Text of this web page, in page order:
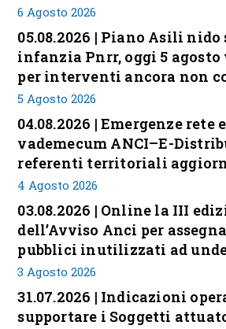
6 Agosto 2026
05.08.2026 | Piano Asili nido
infanzia Pnrr, oggi 5
per interventi ancora non
5 Agosto 2026
04.08.2026 | Emergenze
vademecum ANCI–E-
referenti territoriali
4 Agosto 2026
03.08.2026 | Online la III
dell’Avviso Anci per
pubblici inutilizzati ad
3 Agosto 2026
31.07.2026 | Indicazioni
supportare i Soggetti